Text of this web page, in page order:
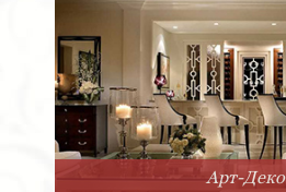
Арт-Деко